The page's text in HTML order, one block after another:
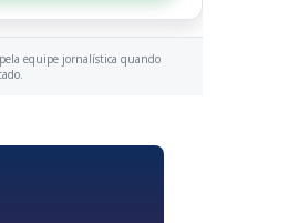
equipe jornalística quando